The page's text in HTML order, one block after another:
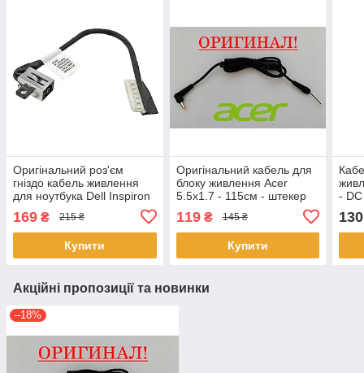
Оригінальний роз'єм
гніздо кабель живлення
для ноутбука Dell Inspiron
3593 5593 3515 3525 5493
3793 04VP7C
169 ₴ 215 ₴
Купити
Оригінальний кабель для
блоку живлення Acer
5.5x1.7 - 115см - штекер
119₴ 145 ₴
Купити
-
130
Акційні пропозиції та новинки
–18%